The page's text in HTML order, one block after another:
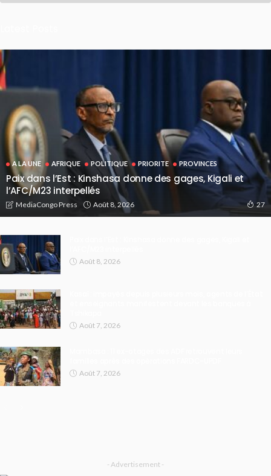
A LA UNE AFRIQUE POLITIQUE PRIORITE PROVINCES
Paix dans l’Est : Kinshasa donne des gages, Kigali et
l’AFC/M23 interpellés
MediaCongo Press Août 8, 2026 27
Août 8, 2026
Août 7, 2026
Août 7, 2026
- Advertisement -